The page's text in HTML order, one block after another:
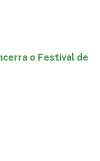
o Festival de